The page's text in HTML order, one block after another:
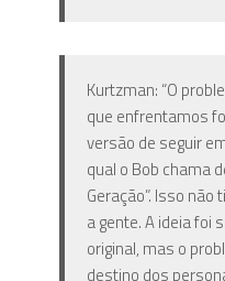
Kurtzman: “O
que enfrentamos
versão de seguir
qual o Bob chama
Geração”. Isso
a gente. A ideia foi
original, mas o
destino dos